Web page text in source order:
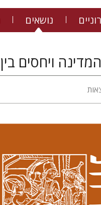
נושאים
קנת קולינס